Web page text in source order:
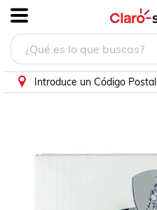
Introduce un Código Postal